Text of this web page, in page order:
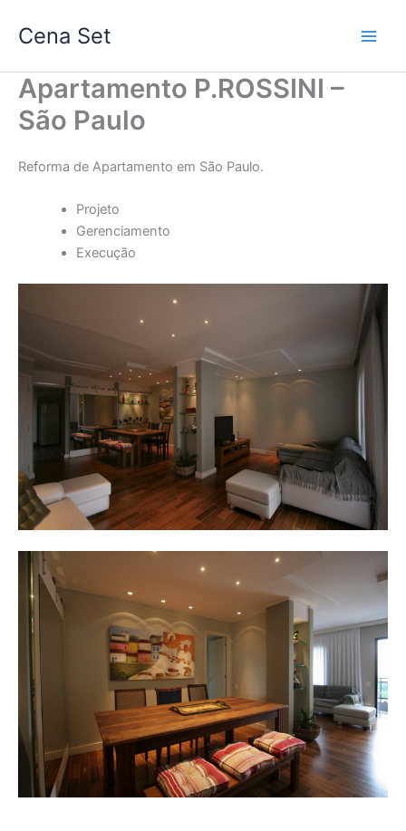
para
conteúdo
Cena Set
Apartamento P.ROSSINI –
São Paulo
Reforma de Apartamento em São Paulo.
Projeto
Gerenciamento
Execução